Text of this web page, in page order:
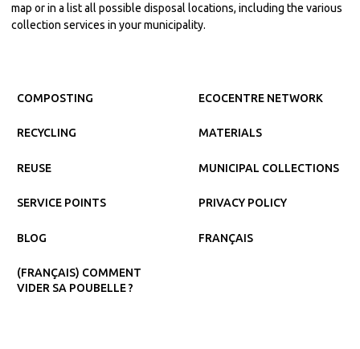
map or in a list all possible disposal locations, including the various
collection services in your municipality.
COMPOSTING
RECYCLING
REUSE
SERVICE POINTS
BLOG
(FRANÇAIS) COMMENT
VIDER SA POUBELLE ?
ECOCENTRE NETWORK
MATERIALS
MUNICIPAL COLLECTIONS
PRIVACY POLICY
FRANÇAIS